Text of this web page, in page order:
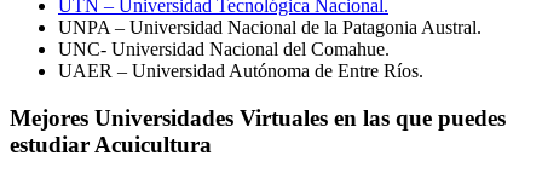
UTN – Universidad Tecnológica Nacional.
UNPA – Universidad Nacional de la Patagonia Austral.
UNC- Universidad Nacional del Comahue.
UAER – Universidad Autónoma de Entre Ríos.
Mejores Universidades Virtuales en las que puedes
estudiar Acuicultura